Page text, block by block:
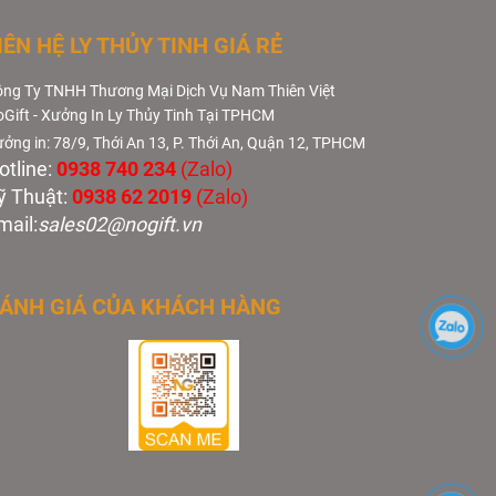
HỆ LY THỦY TINH GIÁ RẺ
Ty TNHH Thương Mại Dịch Vụ Nam Thiên Việt
- Xưởng In Ly Thủy Tinh Tại TPHCM
in: 78/9, Thới An 13, P. Thới An, Quận 12, TPHCM
0938 740 234 (Zalo)
Thuật: 0938 62 2019 (Zalo)
sales02@nogift.vn
GIÁ CỦA KHÁCH HÀNG